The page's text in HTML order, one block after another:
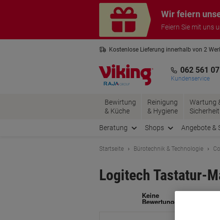
Wir feiern
Feiern Sie mit uns
Kostenlose Lieferung innerhalb von 2
062 561
Kundenservice
Bewirtung
& Küche
Reinigung
& Hygiene
Wartung
Sicherheit
Beratung Shops Angebote &
Startseite Bürotechnik & Technologie
Logitech Tastatur-